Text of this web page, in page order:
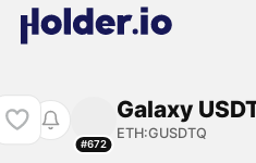
#672
Galaxy
ETH:GUSDTQ